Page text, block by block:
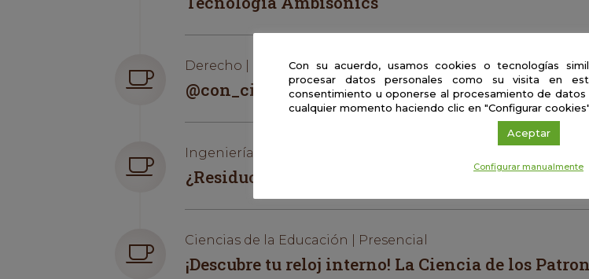
Derecho | Presencial
@con_ciencialegal
Ingeniería | Presencial
¿Residuos del olivar en piezas de plástico?
Ciencias de la Educación | Presencial
¡Descubre tu reloj interno! La Ciencia de los
Con su acuerdo, usamos cookies o tecnologías
procesar datos personales como su visita en
consentimiento u oponerse al procesamiento de
cualquier momento haciendo clic en "Configurar
Aceptar
Configurar manualmente